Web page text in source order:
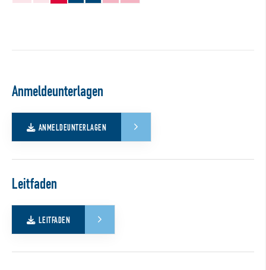
Anmeldeunterlagen
ANMELDEUNTERLAGEN
Leitfaden
LEITFADEN